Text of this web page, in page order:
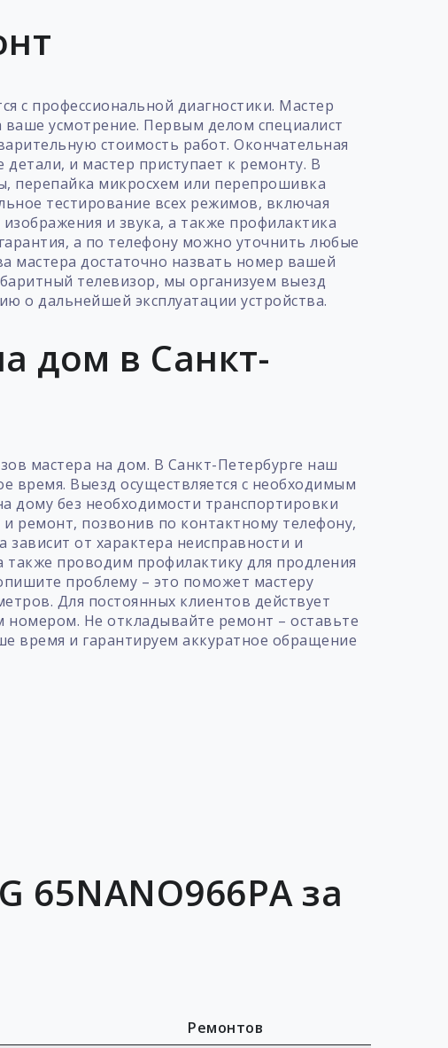
с профессиональной диагностики. Мастер
усмотрение. Первым делом специалист
стоимость работ. Окончательная
и мастер приступает к ремонту. В
перепайка микросхем или перепрошивка
тестирование всех режимов, включая
и звука, а также профилактика
а по телефону можно уточнить любые
мастера достаточно назвать номер вашей
телевизор, мы организуем выезд
о дальнейшей эксплуатации устройства.
дом в Санкт-
мастера на дом. В Санкт-Петербурге наш
время. Выезд осуществляется с необходимым
дому без необходимости транспортировки
ремонт, позвонив по контактному телефону,
от характера неисправности и
проводим профилактику для продления
проблему – это поможет мастеру
Для постоянных клиентов действует
номером. Не откладывайте ремонт – оставьте
время и гарантируем аккуратное обращение
65NANO966PA за
Ремонтов